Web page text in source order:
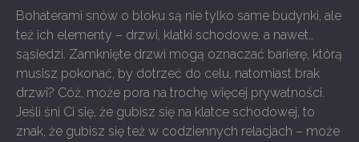
Bohaterami snów o bloku są nie tylko same budynki, ale
też ich elementy – drzwi, klatki schodowe, a nawet…
sąsiedzi. Zamknięte drzwi mogą oznaczać barierę, którą
musisz pokonać, by dotrzeć do celu, natomiast brak
drzwi? Cóż, może pora na trochę więcej prywatności.
Jeśli śni Ci się, że gubisz się na klatce schodowej, to
znak, że gubisz się też w codziennych relacjach – może